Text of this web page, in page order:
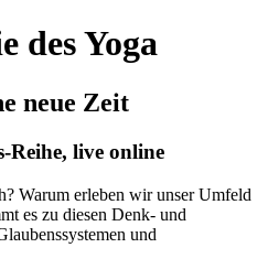
des Yoga
neue Zeit
Reihe, live online
Warum erleben wir unser Umfeld
es zu diesen Denk- und
und